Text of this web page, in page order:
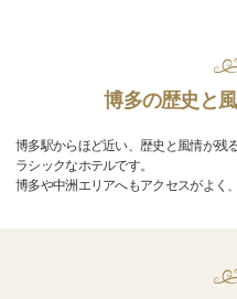
博多の歴史と
博多駅からほど近い、歴史と風情が残
ラシックなホテルです。
博多や中洲エリアへもアクセスがよく